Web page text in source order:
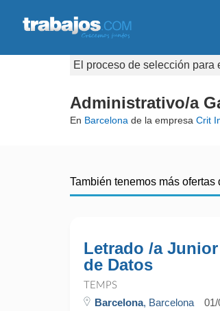
El proceso de selección para
Administrativo/a
En Barcelona de la empresa Crit
También tenemos más
Letrado /a
de Datos
TEMPS
Barcelona, Barcelona 01/